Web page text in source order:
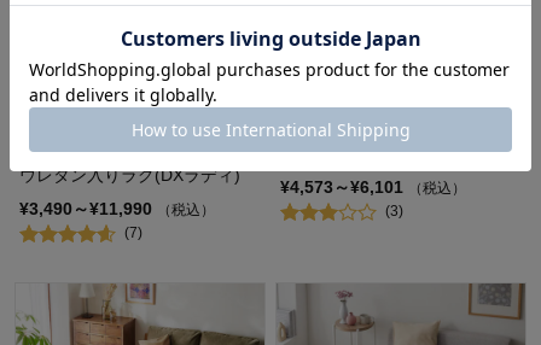
なめらかな肌触りのギャッベ風
ウレタン入りラグ(DXラディ)
¥3,490～¥11,990
（税込）
(7)
ブロック柄の洗える綿混ラグ
¥4,573～¥6,101
（税込）
(3)